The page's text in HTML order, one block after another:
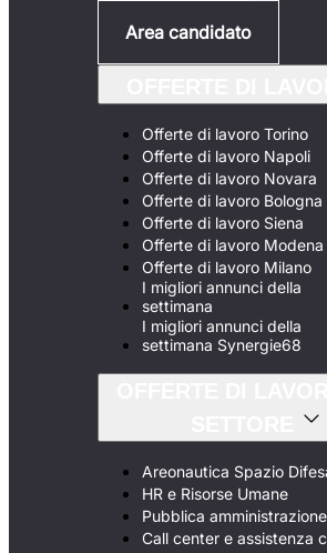
Area candidato
Offerte di lavoro Torino
Offerte di lavoro Napoli
Offerte di lavoro Novara
Offerte di lavoro Bologna
Offerte di lavoro Siena
Offerte di lavoro Modena
Offerte di lavoro Milano
I migliori annunci della
settimana
I migliori annunci della
settimana Synergie68
Areonautica Spazio
HR e Risorse Umane
Pubblica amministrazione
Call center e assistenza